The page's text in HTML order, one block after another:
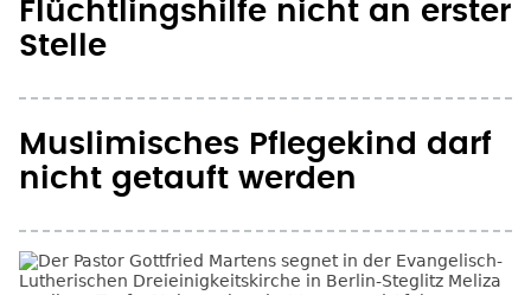
über Risiken informieren